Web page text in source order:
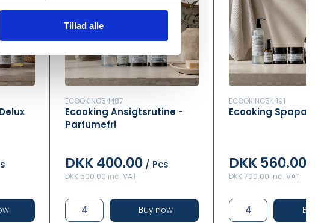
Tillad alle
ECOOKING54487
Ecooking Ansigtsrutine -
Parfumefri
DKK 400.00 / Pcs
DKK 500.00 inc. VAT
Buy now
ECOOKING54491
Ecooking
DKK 560.00
DKK 700.00 inc. VAT